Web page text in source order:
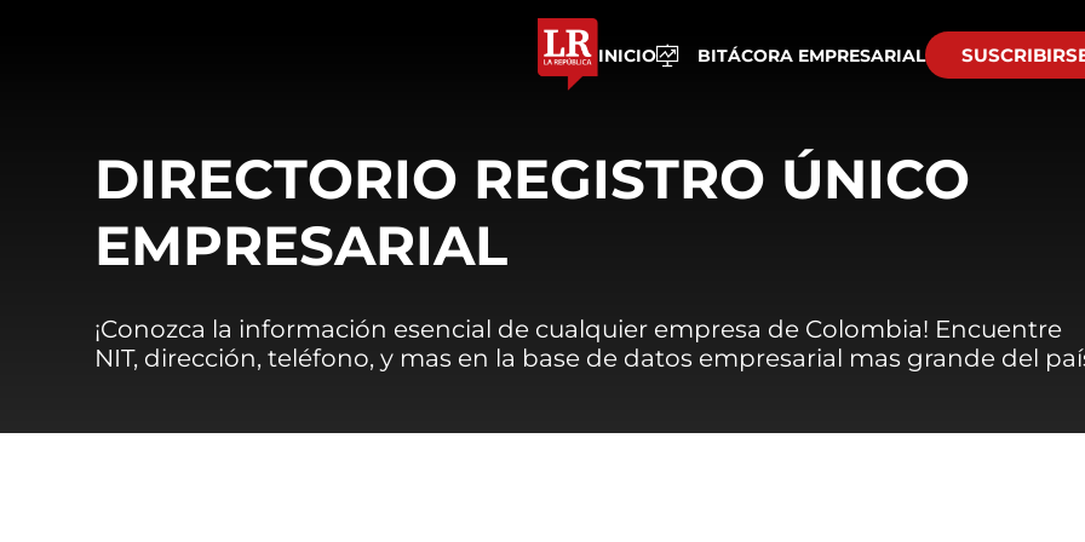
INICIO BITÁCORA EMPRESARIAL
DIRECTORIO REGISTRO ÚNICO
EMPRESARIAL
¡Conozca la información esencial de cualquier empresa de Colombia! Encuentre
NIT, dirección, teléfono, y mas en la base de datos empresarial mas grande del